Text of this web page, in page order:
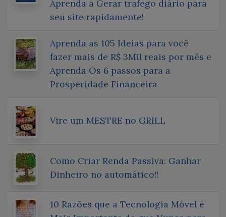
Aprenda a Gerar trafego diário para
seu site rapidamente!
Aprenda as 105 Ideias para você
fazer mais de R$ 3Mil reais por mês e
Aprenda Os 6 passos para a
Prosperidade Financeira
Vire um MESTRE no GRILL
Como Criar Renda Passiva: Ganhar
Dinheiro no automático!!
10 Razões que a Tecnologia Móvel é